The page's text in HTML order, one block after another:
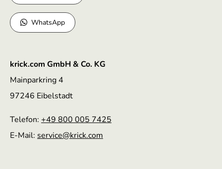
WhatsApp
krick.com GmbH & Co. KG
Mainparkring 4
97246 Eibelstadt
Telefon: +49 800 005 7425
E-Mail: service@krick.com